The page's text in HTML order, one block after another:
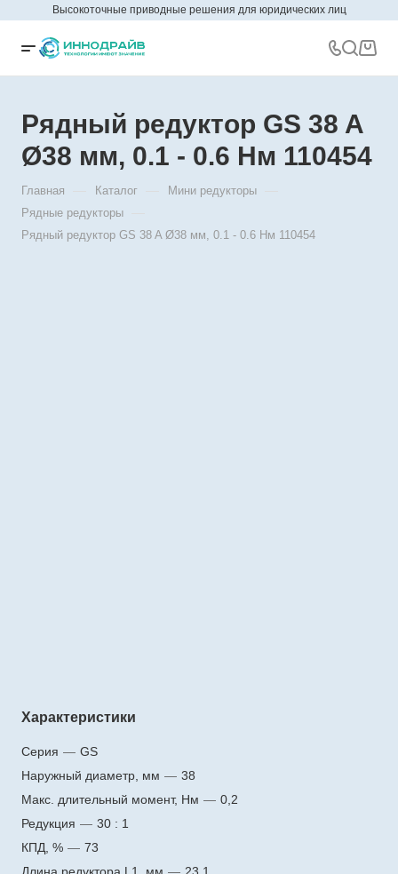
Высокоточные приводные решения для юридических лиц
Рядный редуктор GS 38 A
Ø38 мм, 0.1 - 0.6 Нм 110454
Главная Каталог Мини редукторы
Рядные редукторы
Рядный редуктор GS 38 A Ø38 мм, 0.1 - 0.6 Нм 110454
Характеристики
Серия — GS
Наружный диаметр, мм — 38
Макс. длительный момент, Нм — 0,2
Редукция — 30 : 1
КПД, % — 73